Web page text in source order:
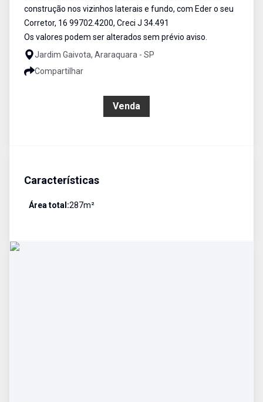
construção nos vizinhos laterais e fundo, com Eder o seu
Corretor, 16 99702.4200, Creci J 34.491
Os valores podem ser alterados sem prévio aviso.
Jardim Gaivota, Araraquara - SP
Compartilhar
Venda
Características
Área total:287m²